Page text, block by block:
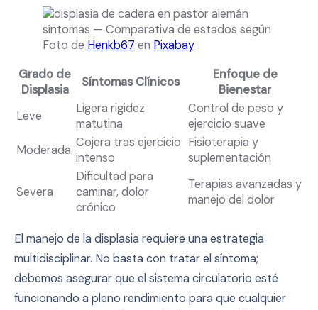
Foto de Henkb67 en Pixabay
Grado de
Displasia
Síntomas Clínicos
Enfoque de
Bienestar
Leve
Ligera rigidez
matutina
Control de peso y
ejercicio suave
Moderada
Cojera tras ejercicio
intenso
Fisioterapia y
suplementación
Severa
Dificultad para
caminar, dolor
crónico
Terapias avanzadas y
manejo del dolor
El manejo de la displasia requiere una estrategia
multidisciplinar. No basta con tratar el síntoma;
debemos asegurar que el sistema circulatorio esté
funcionando a pleno rendimiento para que cualquier